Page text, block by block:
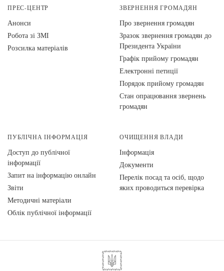
ПРЕС-ЦЕНТР
Анонси
Робота зі ЗМІ
Розсилка матеріалів
ЗВЕРНЕННЯ ГРОМАДЯН
Про звернення громадян
Зразок звернення громадян до
Президента України
Графік прийому громадян
Електронні петиції
Порядок прийому громадян
Стан опрацювання звернень
громадян
ПУБЛІЧНА ІНФОРМАЦІЯ
Доступ до публічної
інформації
Запит на інформацію онлайн
Звіти
Методичні матеріали
Облік публічної інформації
ОЧИЩЕННЯ ВЛАДИ
Інформація
Документи
Перелік посад та осіб, щодо
яких проводиться перевірка